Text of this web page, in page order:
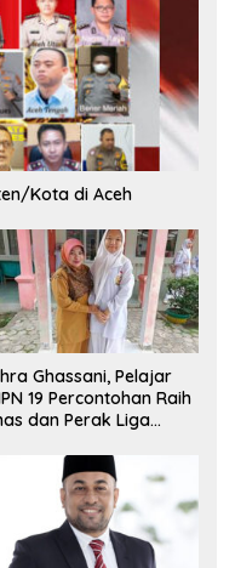
Kota di Aceh
Ghassani, Pelajar
19 Percontohan Raih
dan Perak Liga